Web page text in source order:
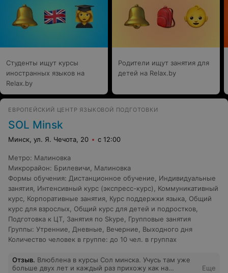
Студенты ищут курсы
иностранных языков на
Relax.by
Родители ищут занятия для
детей на Relax.by
ЕВРОПЕЙСКИЙ ЦЕНТР ЯЗЫКОВОЙ ПОДГОТОВКИ
SOL Minsk
Минск, ул. Я. Чечота, 20 с 12:00
Метро: Малиновка
Микрорайон: Брилевичи, Малиновка
Формы обучения: Дистанционное обучение, Индивидуальные
занятия, Интенсивный курс (экспресс-курс), Коммуникативный
курс, Корпоративные занятия, Курс поддержки языка, Общий
курс для взрослых, Общий курс для детей и подростков,
Подготовка к ЦТ, Занятия по Skype, Групповые занятия
Группы: Утренние, Дневные, Вечерние, Выходного дня
Количество человек в группе: до 10 чел. в группах
Отзыв. Влюблена в курсы Сол минска. Учусь там уже
больше двух лет и каждый раз прихожу как на
Еще